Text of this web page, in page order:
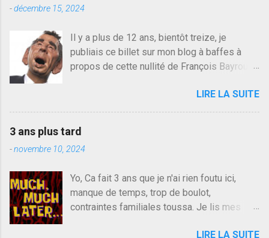
-décembre 15, 2024
Il y a plus de 12 ans, bientôt treize, je
publiais ce billet sur mon blog à baffes à
propos de cette nullité de François Bayrou. Il
quelqu'un, je ne parle pas des couples mais
des amis ou des valeurs dans lesquels on
croit. François Bayrou est en passe de
devenir le traite d'une partie de son électorat
et c'est par la presse qu'on l'apprend. On
plus proche de Sarkozy que de Hollande,
sinon il serait candidat du centre de la
gauche molle mais quand on écoutait ses
LIRE LA SUITE
3 ans plus tard
-novembre 10, 2024
Yo, Ca fait 3 ans que je n'ai rien foutu ici,
manque de temps, trop de boulot,
contraintes familiales toussa. Je lis mes
LIRE LA SUITE